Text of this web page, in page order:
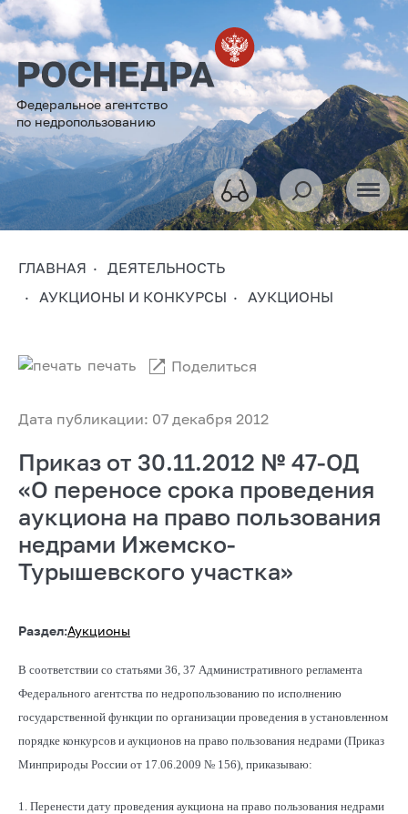
Федеральное агентство
по недропользованию
ГЛАВНАЯ
ДЕЯТЕЛЬНОСТЬ
АУКЦИОНЫ И КОНКУРСЫ
АУКЦИОНЫ
Дата публикации: 07 декабря 2012
печать Поделиться
Приказ от 30.11.2012 № 47-ОД
«О переносе срока проведения
аукциона на право пользования
недрами Ижемско-
Турышевского участка»
Раздел:Аукционы
В соответствии со статьями 36, 37 Административного регламента
Федерального агентства по недропользованию по исполнению
государственной функции по организации проведения в установленном
порядке конкурсов и аукционов на право пользования недрами (Приказ
Минприроды России от 17.06.2009 № 156), приказываю:
1. Перенести дату проведения аукциона на право пользования недрами